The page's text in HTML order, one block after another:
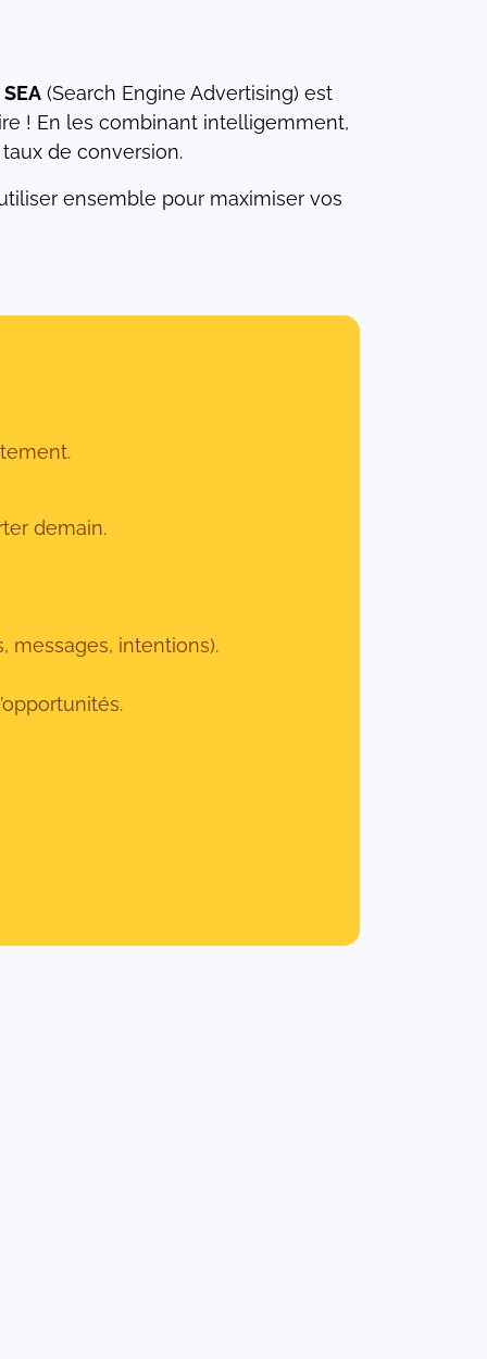
SEA (Search Engine Advertising) est
! En les combinant intelligemment,
de conversion.
ensemble pour maximiser vos
demain.
messages, intentions).